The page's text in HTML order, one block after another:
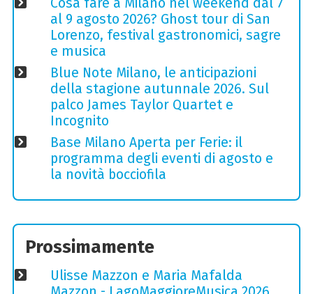
al 9 agosto 2026? Ghost tour di San
Lorenzo, festival gastronomici, sagre
e musica
Blue Note Milano, le anticipazioni
della stagione autunnale 2026. Sul
palco James Taylor Quartet e
Incognito
Base Milano Aperta per Ferie: il
programma degli eventi di agosto e
la novità bocciofila
Prossimamente
Ulisse Mazzon e Maria Mafalda